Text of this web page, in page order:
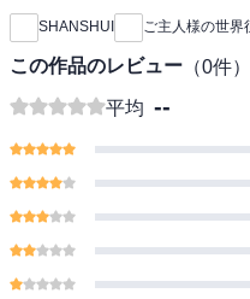
SHANSHUI ご主人様の世界
この作品のレビュー （0件）
平均 --